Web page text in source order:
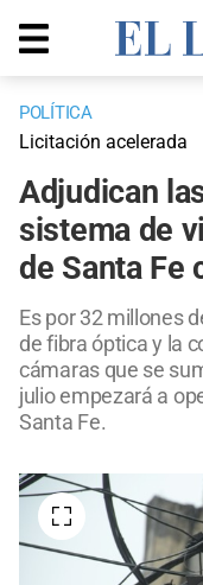
POLÍTICA
Licitación acelerada
Adjudican
sistema de
de Santa Fe
Es por 32 millones
de fibra óptica y la
cámaras que se
julio empezará a
Santa Fe.